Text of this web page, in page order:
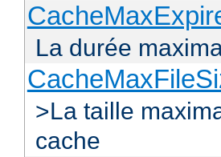
La durée
>La taille
cache